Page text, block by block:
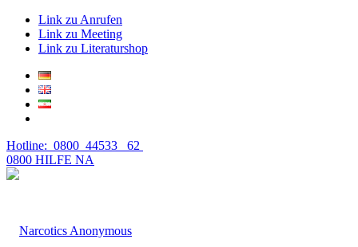
Link zu Anrufen
Link zu Meeting
Link zu Literaturshop
Hotline: 0800 44533 62
0800 HILFE NA